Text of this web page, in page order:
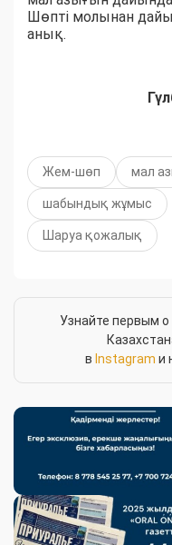
Шөпті молынан
анық.
Жем-шөп мал
шабындық жұмыс
Шаруа қожалық
Узнайте первым
в Instagram и